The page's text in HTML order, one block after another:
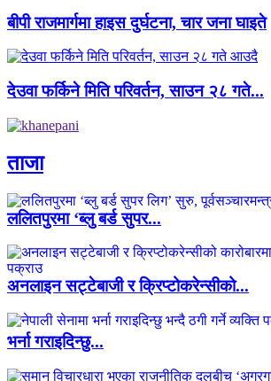
बीपी राजमार्गमा हाइस दुर्घटना, चार जना घाइते
देउवा फर्किने मिति परिवर्तन, साउन २८ गते...
ताजा
ललितपुरमा ‘ब्लु बर्ड सुपर...
अनलाइन सट्टेबाजी र क्रिप्टोकरेन्सीको...
भर्ना गराइदिन्छु...